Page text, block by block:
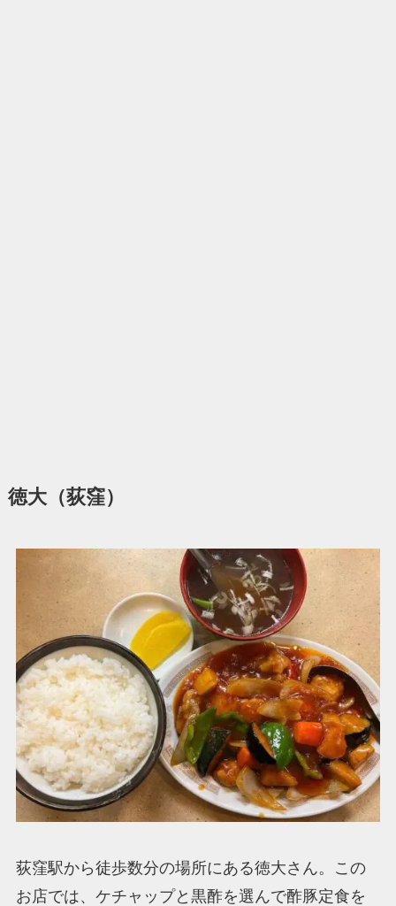
徳大（荻窪）
荻窪駅から徒歩数分の場所にある徳大さん。この
お店では、ケチャップと黒酢を選んで酢豚定食を